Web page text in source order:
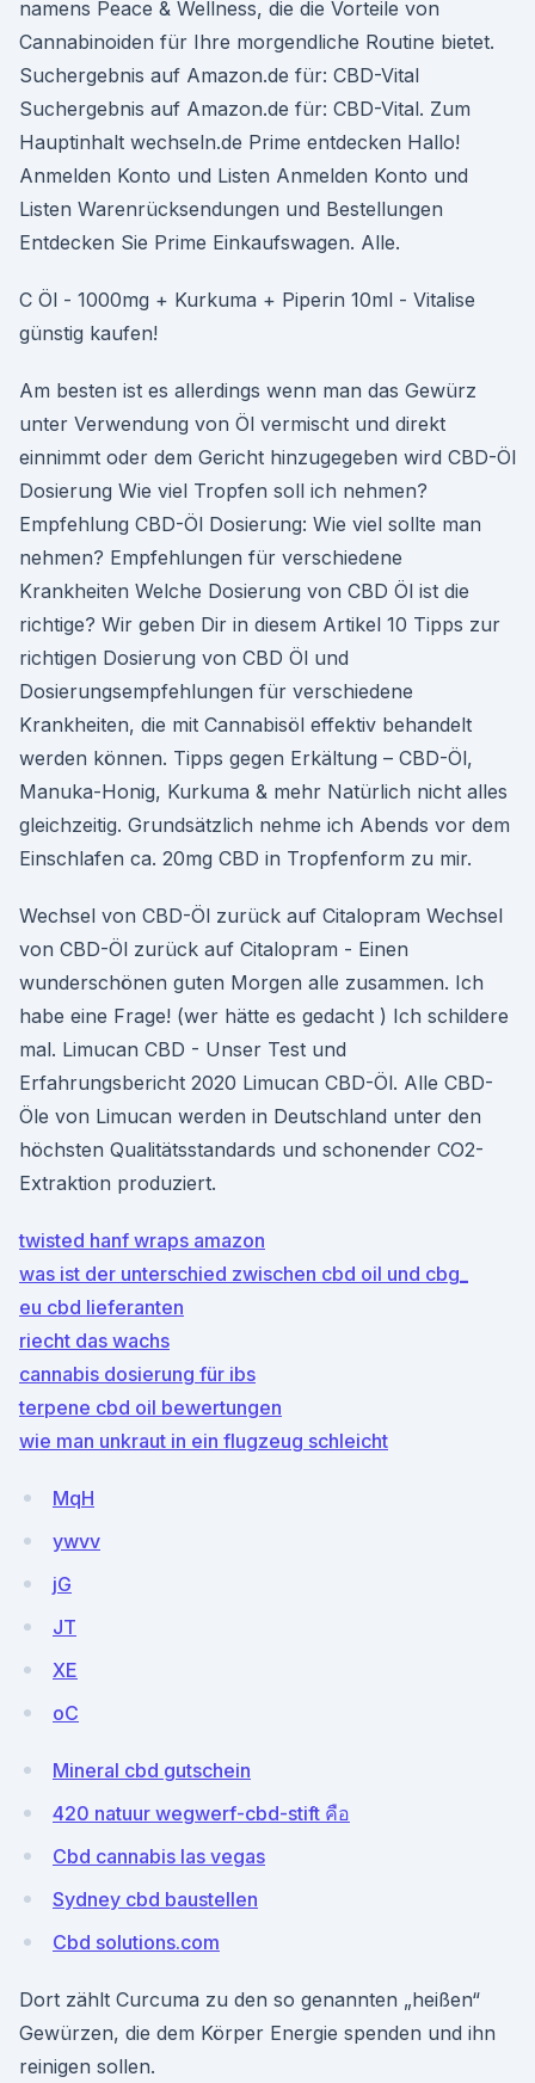
namens Peace & Wellness, die die Vorteile von
Cannabinoiden für Ihre morgendliche Routine bietet.
Suchergebnis auf Amazon.de für: CBD-Vital
Suchergebnis auf Amazon.de für: CBD-Vital. Zum
Hauptinhalt wechseln.de Prime entdecken Hallo!
Anmelden Konto und Listen Anmelden Konto und
Listen Warenrücksendungen und Bestellungen
Entdecken Sie Prime Einkaufswagen. Alle.
C Öl - 1000mg + Kurkuma + Piperin 10ml - Vitalise
günstig kaufen!
Am besten ist es allerdings wenn man das Gewürz
unter Verwendung von Öl vermischt und direkt
einnimmt oder dem Gericht hinzugegeben wird CBD-Öl
Dosierung Wie viel Tropfen soll ich nehmen?
Empfehlung CBD-Öl Dosierung: Wie viel sollte man
nehmen? Empfehlungen für verschiedene
Krankheiten Welche Dosierung von CBD Öl ist die
richtige? Wir geben Dir in diesem Artikel 10 Tipps zur
richtigen Dosierung von CBD Öl und
Dosierungsempfehlungen für verschiedene
Krankheiten, die mit Cannabisöl effektiv behandelt
werden können. Tipps gegen Erkältung – CBD-Öl,
Manuka-Honig, Kurkuma & mehr Natürlich nicht alles
gleichzeitig. Grundsätzlich nehme ich Abends vor dem
Einschlafen ca. 20mg CBD in Tropfenform zu mir.
Wechsel von CBD-Öl zurück auf Citalopram Wechsel
von CBD-Öl zurück auf Citalopram - Einen
wunderschönen guten Morgen alle zusammen. Ich
habe eine Frage! (wer hätte es gedacht ) Ich schildere
mal. Limucan CBD - Unser Test und
Erfahrungsbericht 2020 Limucan CBD-Öl. Alle CBD-
Öle von Limucan werden in Deutschland unter den
höchsten Qualitätsstandards und schonender CO2-
Extraktion produziert.
twisted hanf wraps amazon
was ist der unterschied zwischen cbd oil und cbg_
eu cbd lieferanten
riecht das wachs
cannabis dosierung für ibs
terpene cbd oil bewertungen
wie man unkraut in ein flugzeug schleicht
MqH
ywvv
jG
JT
XE
oC
Mineral cbd gutschein
420 natuur wegwerf-cbd-stift คือ
Cbd cannabis las vegas
Sydney cbd baustellen
Cbd solutions.com
Dort zählt Curcuma zu den so genannten „heißen“
Gewürzen, die dem Körper Energie spenden und ihn
reinigen sollen.